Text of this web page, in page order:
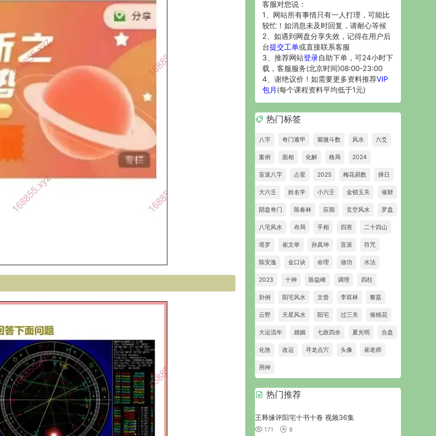
客服对您说：
1、网站所有事情只有一人打理，可能比
较忙！如消息未及时回复，请耐心等候
2、如遇到网盘分享失效，记得在用户后
台提交工单或直接联系客服
3、推荐网站登录自助下单，可24小时下
载，客服服务(北京时间)08:00-23:00
4、谢绝议价！如需要更多资料推荐VIP
包月 (每个课程资料平均低于1元)
热门标签
八字 奇门遁甲 紫微斗数 风水 六爻
案例 面相 化解 格局 2024
盲派八字 占星 2025 梅花易数 择日
大六壬 姓名学 小六壬 金锁玉关 催财
阴盘奇门 陈春林 应期 玄空风水 罗盘
八宅风水 布局 手相 四害 二十四山
塔罗 崔文举 孙真坤 盲派 符咒
陈安逸 金口诀 命理 做功 水法
2023 十神 陈益峰 调理 四柱
卦例 阳宅风水 文曾 李双林 黎荔
云野 天星风水 阳宅 过三关 催桃花
大运流年 婚姻 七政四余 夏光明 合盘
化煞 改运 寻龙点穴 头像 崔老师
用神
热门推荐
王释缘评阳宅十书十卷 视频36集
171 8